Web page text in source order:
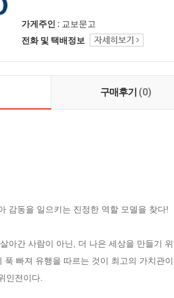
가게주인 : 교보문고
전화 및 택배정보
구매후기 (0)
감동을 일으키는 진정한 역할 모델을 찾다!
아간 사람이 아닌, 더 나은 세상을 만들기
푹 빠져 유행을 따르는 것이 최고의 가치관
인전이다.